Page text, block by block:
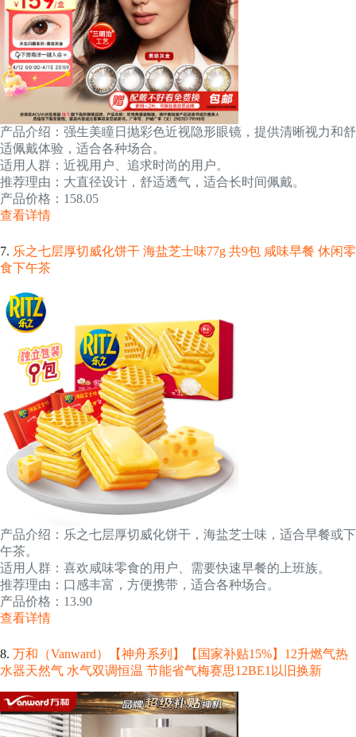
产品介绍：强生美瞳日抛彩色近视隐形眼镜，提供清晰视力和舒
适佩戴体验，适合各种场合。
适用人群：近视用户、追求时尚的用户。
推荐理由：大直径设计，舒适透气，适合长时间佩戴。
产品价格：158.05
查看详情
7. 乐之七层厚切威化饼干 海盐芝士味77g 共9包 咸味早餐 休闲零
食下午茶
产品介绍：乐之七层厚切威化饼干，海盐芝士味，适合早餐或下
午茶。
适用人群：喜欢咸味零食的用户、需要快速早餐的上班族。
推荐理由：口感丰富，方便携带，适合各种场合。
产品价格：13.90
查看详情
8. 万和（Vanward）【神舟系列】【国家补贴15%】12升燃气热
水器天然气 水气双调恒温 节能省气梅赛思12BE1以旧换新